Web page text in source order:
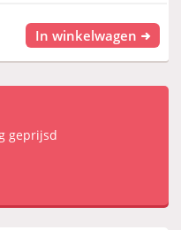
In winkelwagen
geprijsd